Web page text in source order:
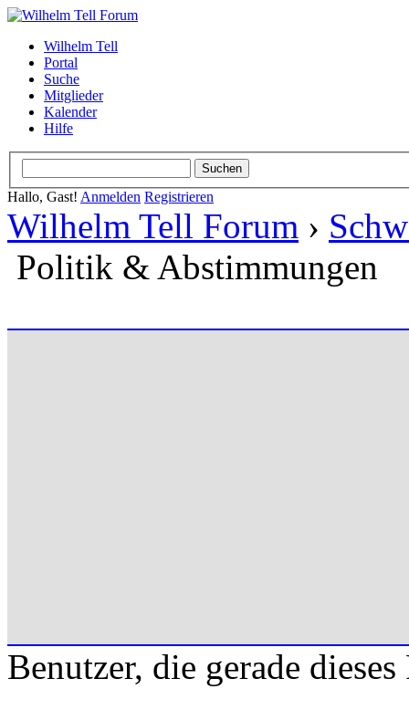
Wilhelm Tell
Portal
Suche
Mitglieder
Kalender
Hilfe
Hallo, Gast! Anmelden Registrieren
Wilhelm Tell Forum ›
Politik & Abstimmungen
Benutzer, die gerade